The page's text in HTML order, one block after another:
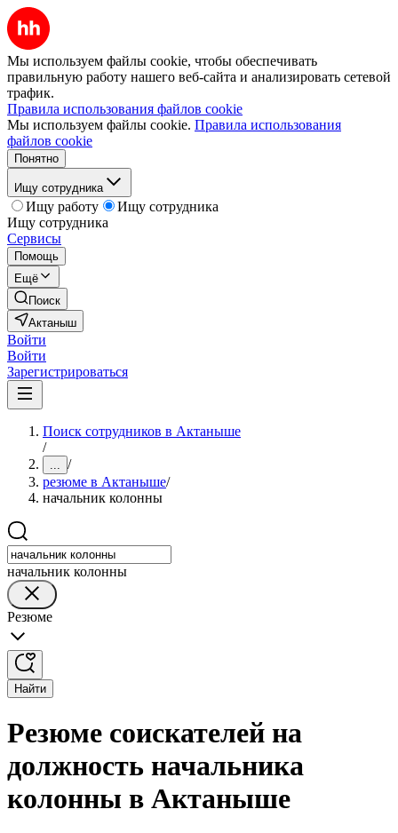
Мы используем файлы cookie, чтобы обеспечивать
правильную работу нашего веб-сайта и анализировать сетевой
трафик.
Правила использования файлов cookie
Мы используем файлы cookie. Правила использования
файлов cookie
Понятно
Ищу сотрудника
Ищу работу
Ищу сотрудника
Ищу сотрудника
Сервисы
Помощь
Ещё
Поиск
Актаныш
Войти
Войти
Зарегистрироваться
Поиск сотрудников в Актаныше
/
... /
резюме в Актаныше/
начальник колонны
начальник колонны
Резюме
Найти
Резюме соискателей на
должность начальника
колонны в Актаныше